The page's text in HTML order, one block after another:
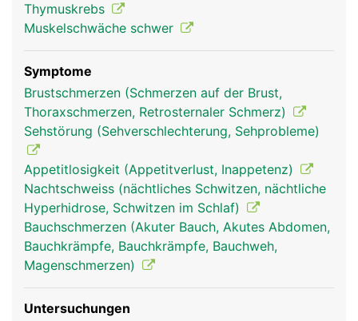
Rubriken
Thymuskrebs
Muskelschwäche schwer
Symptome
Brustschmerzen (Schmerzen auf der Brust,
Thoraxschmerzen, Retrosternaler Schmerz)
Sehstörung (Sehverschlechterung, Sehprobleme)
Appetitlosigkeit (Appetitverlust, Inappetenz)
Nachtschweiss (nächtliches Schwitzen, nächtliche
Hyperhidrose, Schwitzen im Schlaf)
Bauchschmerzen (Akuter Bauch, Akutes Abdomen,
Bauchkrämpfe, Bauchkrämpfe, Bauchweh,
Magenschmerzen)
Untersuchungen